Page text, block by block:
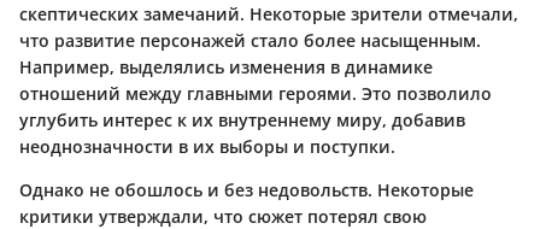
скептических замечаний. Некоторые зрители отмечали,
что развитие персонажей стало более насыщенным.
Например, выделялись изменения в динамике
отношений между главными героями. Это позволило
углубить интерес к их внутреннему миру, добавив
неоднозначности в их выборы и поступки.
Однако не обошлось и без недовольств. Некоторые
критики утверждали, что сюжет потерял свою